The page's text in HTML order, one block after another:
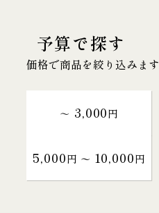
予算で探す
価格で商品を絞り込みます
～ 3,000円
5,000円 〜 10,000円